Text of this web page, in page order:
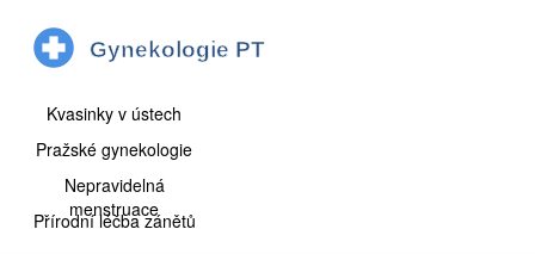
Kvasinky v ústech
Pražské gynekologie
Nepravidelná
menstruace
Přírodní léčba zánětů